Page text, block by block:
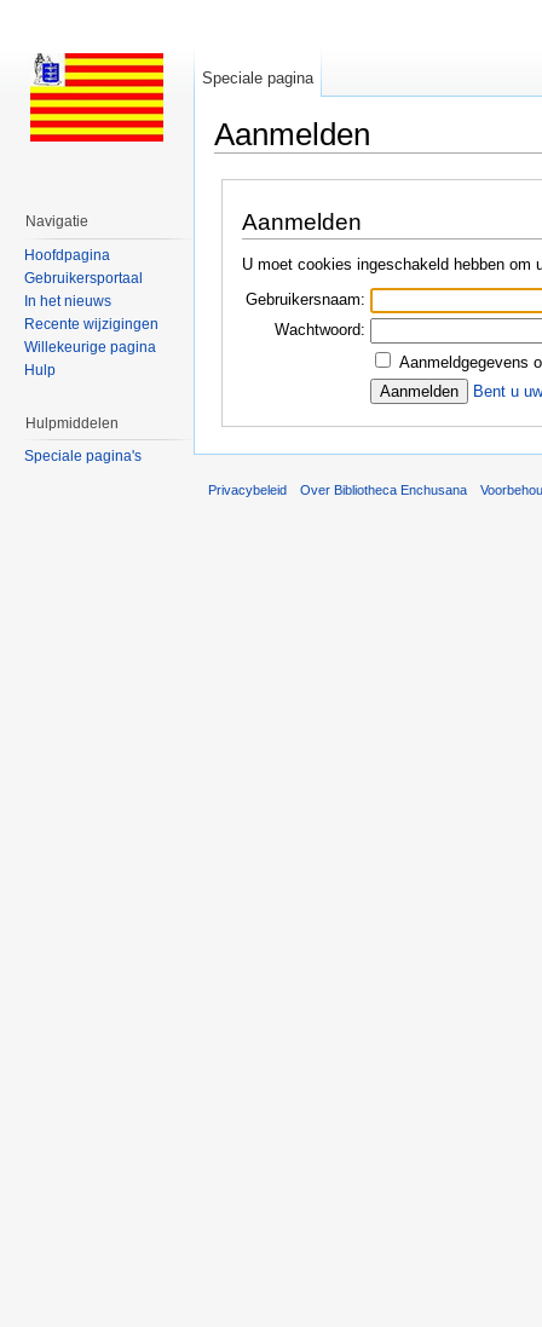
Aanmelden
Aanmelden
U moet cookies ingeschakeld hebben om
Gebruikersnaam:
Wachtwoord:
Aanmeldgegevens
Bent u
Speciale pagina
Navigatie
Hoofdpagina
Gebruikersportaal
In het nieuws
Recente wijzigingen
Willekeurige pagina
Hulp
Hulpmiddelen
Speciale pagina's
Privacybeleid Over Bibliotheca Enchusana